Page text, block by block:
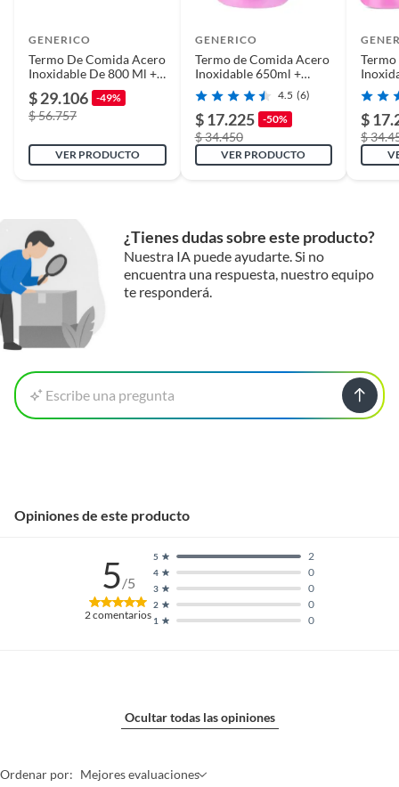
Apto para
microondas
No
Apto para lavavajillas
Modelo Rosa
Color
GENERICO
Termo De Comida Acero
Inoxidable De 800 Ml +
Cuchara Rosa
$ 29.106 -49%
$ 56.757
VER PRODUCTO
GENERICO
Termo de Comida Acero
Inoxidable 650ml +
Cuchara en Rosa4.5 (6)
$ 17.225 -50%
$ 34.450
VER PRODUCTO
$
$
¿Tienes dudas sobre este producto?
Nuestra IA puede ayudarte. Si no
encuentra una respuesta, nuestro equipo
te responderá.
Escribe una pregunta
Opiniones de este producto
5/5
2comentarios 1 0
2 0
3 0
4 0
5 2
Ocultar todas las opiniones
Ordenar por: Mejores evaluaciones